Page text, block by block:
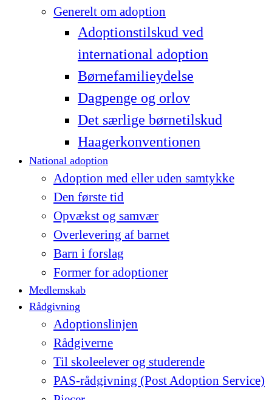
Generelt om adoption
Adoptionstilskud ved
international adoption
Børnefamilieydelse
Dagpenge og orlov
Det særlige børnetilskud
Haagerkonventionen
National adoption
Adoption med eller uden samtykke
Den første tid
Opvækst og samvær
Overlevering af barnet
Barn i forslag
Former for adoptioner
Medlemskab
Rådgivning
Adoptionslinjen
Rådgiverne
Til skoleelever og studerende
PAS-rådgivning (Post Adoption Service)